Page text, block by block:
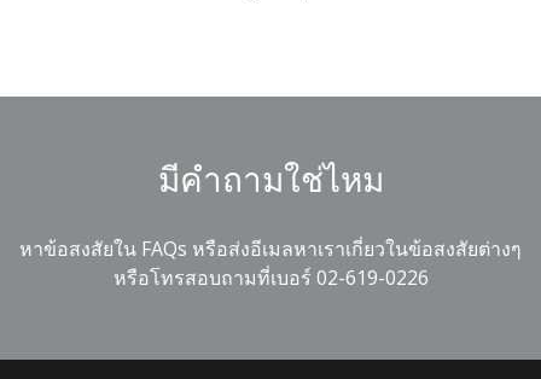
มีคำถามใช่ไหม
หาข้อสงสัยใน FAQs หรือส่งอีเมลหาเราเกี่ยวในข้อสงสัยต่างๆ
หรือโทรสอบถามที่เบอร์ 02-619-0226